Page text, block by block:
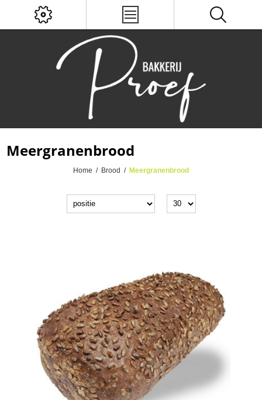
Meergranenbrood
Home / Brood / Meergranenbrood